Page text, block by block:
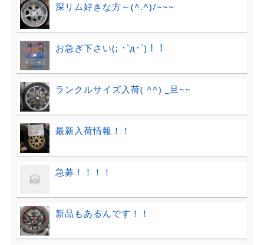
深リム好きな方～(^.^)/~~~
お急ぎ下さい(; ･`д･´)！！
ランクルサイズ入荷( ^^) _旦~~
最新入荷情報！！
急募！！！！
新品もあるんです！！